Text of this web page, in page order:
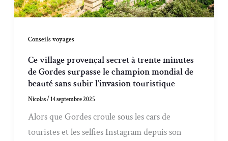
Conseils voyages
Ce village provençal secret à trente minutes
de Gordes surpasse le champion mondial de
beauté sans subir l’invasion touristique
Nicolas/14 septembre 2025
Alors que Gordes croule sous les cars de
touristes et les selfies Instagram depuis son